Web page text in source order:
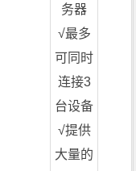
务器
√最多
可同时
连接3
台设备
√提供
大量的